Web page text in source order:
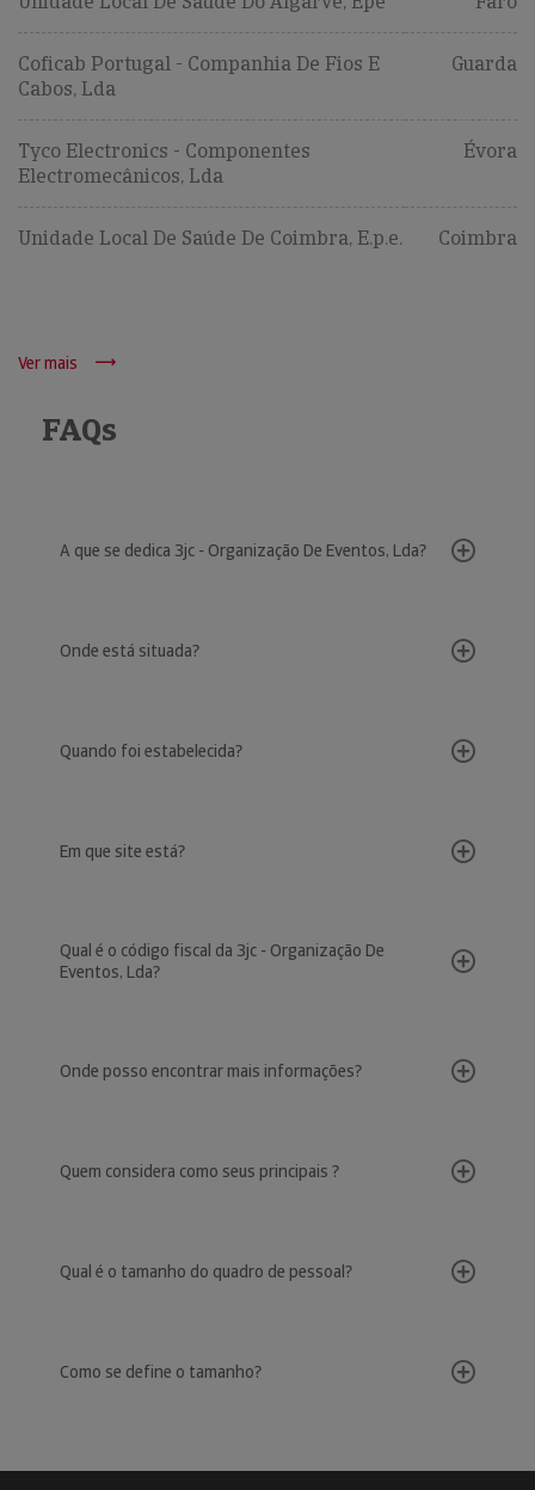
Coficab Portugal - Companhia De Fios E
Cabos, Lda
Guarda
Tyco Electronics - Componentes
Electromecânicos, Lda
Évora
Unidade Local De Saúde De Coimbra, E.p.e. Coimbra
Ver mais
FAQs
A que se dedica 3jc - Organização De Eventos, Lda?
Onde está situada?
Quando foi estabelecida?
Em que site está?
Qual é o código fiscal da 3jc - Organização De
Eventos, Lda?
Onde posso encontrar mais informações?
Quem considera como seus principais ?
Qual é o tamanho do quadro de pessoal?
Como se define o tamanho?